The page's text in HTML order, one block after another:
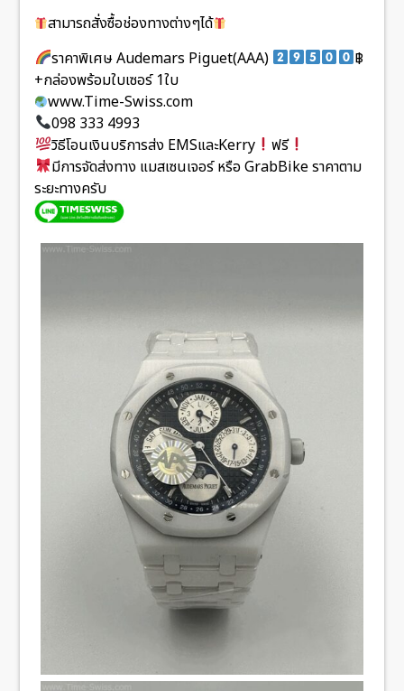
สามารถสั่งซื้อช่องทางต่างๆได้
ราคาพิเศษ Audemars Piguet(AAA)
฿
+กล่องพร้อมใบเซอร์ 1ใบ
www.Time-Swiss.com
098 333 4993
วิธีโอนเงินบริการส่ง EMSและKerry
ฟรี
มีการจัดส่งทาง แมสเซนเจอร์ หรือ GrabBike ราคาตาม
ระยะทางครับ